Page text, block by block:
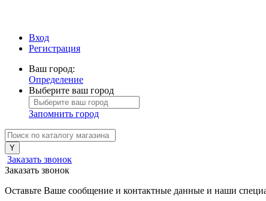
Вход
Регистрация
Ваш город:
Определение
Выберите ваш город
Запомнить город
Заказать звонок
Заказать звонок
Оставьте Ваше сообщение и контактные данные и наши